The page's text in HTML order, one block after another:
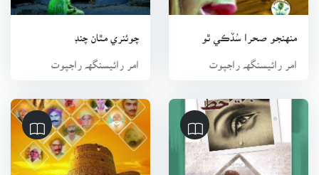
منهنجو صحرا سُڏڪي ٿو
امر رائيسنگهہ راجپوت
چوئنري مٿان چنڊ
امر رائيسنگهہ راجپوت